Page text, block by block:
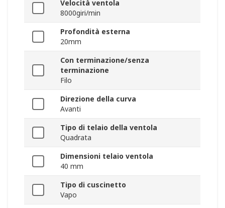
Velocità ventola
8000giri/min
Profondità esterna
20mm
Con terminazione/senza
terminazione
Filo
Direzione della curva
Avanti
Tipo di telaio della ventola
Quadrata
Dimensioni telaio ventola
40 mm
Tipo di cuscinetto
Vapo